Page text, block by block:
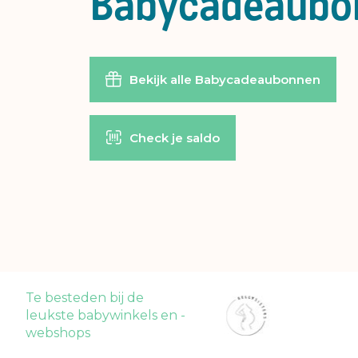
Bekijk alle Babycadeaubonnen
Check je saldo
Te besteden bij de
leukste babywinkels en -
webshops